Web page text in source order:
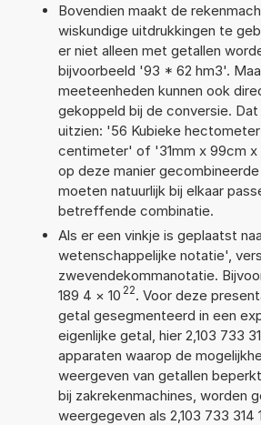
Bovendien maakt de
wiskundige uitdrukkingen te
er niet alleen met getallen
bijvoorbeeld '93 * 62 hm3'.
meeteenheden kunnen ook
gekoppeld bij de conversie.
uitzien: '56 Kubieke
centimeter' of '31mm x 99cm
op deze manier
moeten natuurlijk bij elkaar
betreffende combinatie.
Als er een vinkje is geplaatst
wetenschappelijke notatie',
zwevendekommanotatie.
189 4 × 10 22. Voor deze
getal gesegmenteerd in een
eigenlijke getal, hier 2,103 733
apparaten waarop de
weergeven van getallen
bij zakrekenmachines, worden
weergegeven als 2,103 733 314